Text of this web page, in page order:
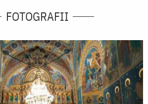
FOTOGRAFII